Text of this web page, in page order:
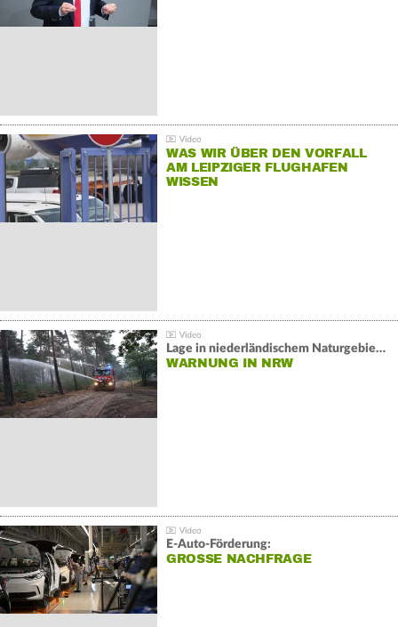
WAS WIR ÜBER DEN VORFALL
AM LEIPZIGER FLUGHAFEN
WISSEN
Lage in niederländischem Naturgebiet stabil
WARNUNG IN NRW
E-Auto-Förderung:
GROSSE NACHFRAGE